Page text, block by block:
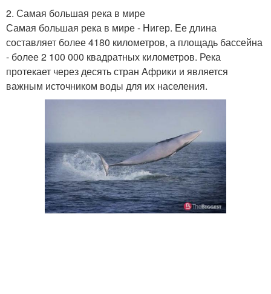
2. Самая большая река в мире
Самая большая река в мире - Нигер. Ее длина
составляет более 4180 километров, а площадь бассейна
- более 2 100 000 квадратных километров. Река
протекает через десять стран Африки и является
важным источником воды для их населения.